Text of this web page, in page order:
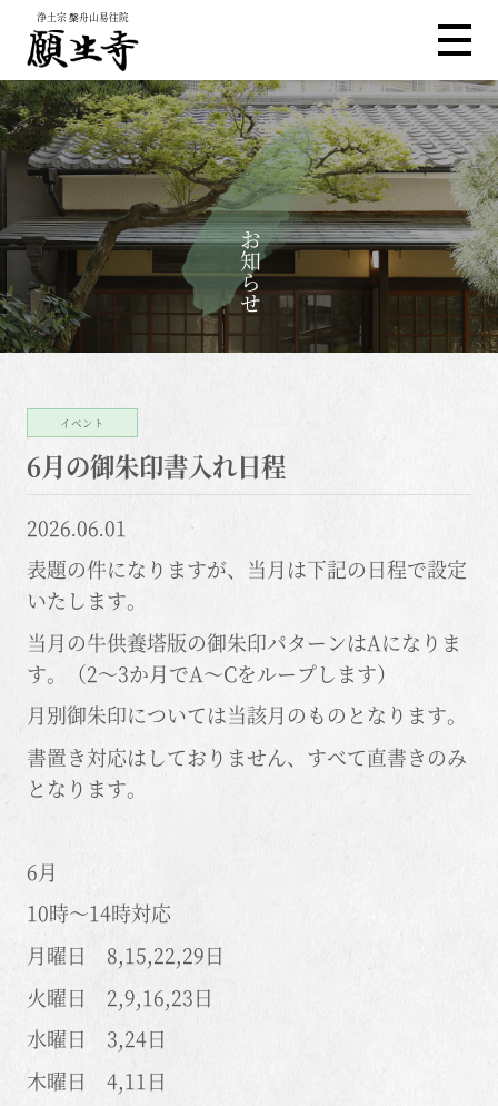
浄土宗 槃舟山易往院
お知らせ
イベント
6月の御朱印書入れ日程
2026.06.01
表題の件になりますが、当月は下記の日程で設定
いたします。
当月の牛供養塔版の御朱印パターンはAになりま
す。（2～3か月でA～Cをループします）
月別御朱印については当該月のものとなります。
書置き対応はしておりません、すべて直書きのみ
となります。
6月
10時～14時対応
月曜日 8,15,22,29日
火曜日 2,9,16,23日
水曜日 3,24日
木曜日 4,11日